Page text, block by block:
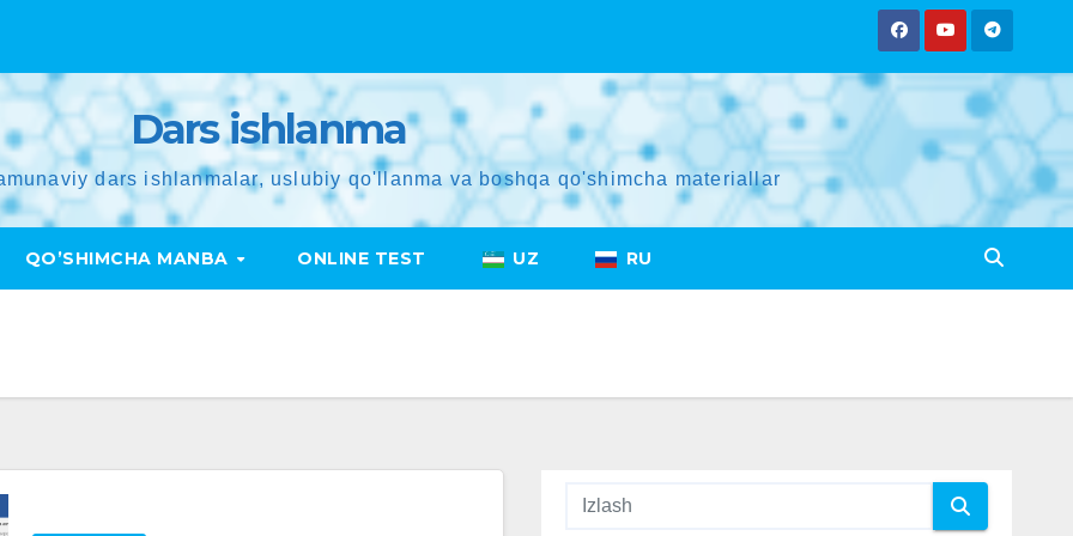
Dars ishlanma
dars ishlanmalar, uslubiy qo'llanma va boshqa qo'shimcha materiallar
QO’SHIMCHA MANBA ONLINE TEST UZ RU